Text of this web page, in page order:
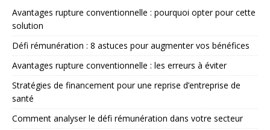
Avantages rupture conventionnelle : pourquoi opter pour cette
solution
Défi rémunération : 8 astuces pour augmenter vos bénéfices
Avantages rupture conventionnelle : les erreurs à éviter
Stratégies de financement pour une reprise d’entreprise de
santé
Comment analyser le défi rémunération dans votre secteur